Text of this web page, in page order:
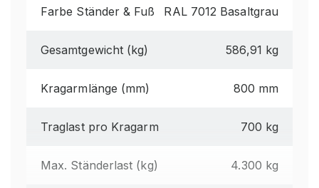
Farbe Ständer & Fuß RAL 7012 Basaltgrau
Gesamtgewicht (kg) 586,91 kg
Kragarmlänge (mm) 800 mm
Traglast pro Kragarm 700 kg
Max. Ständerlast (kg) 4.300 kg